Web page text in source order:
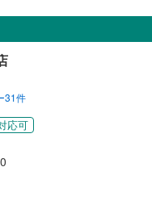
31件
応可